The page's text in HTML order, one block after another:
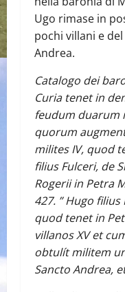
Ugo rimase in
pochi villani e
Andrea.
Catalogo dei
Curia tenet in
feudum duarum
quorum
milites IV, quod
filius Fulceri, de
Rogerii in Petra
427. ” Hugo
quod tenet in
villanos XV et
obtulít militem
Sancto Andrea,